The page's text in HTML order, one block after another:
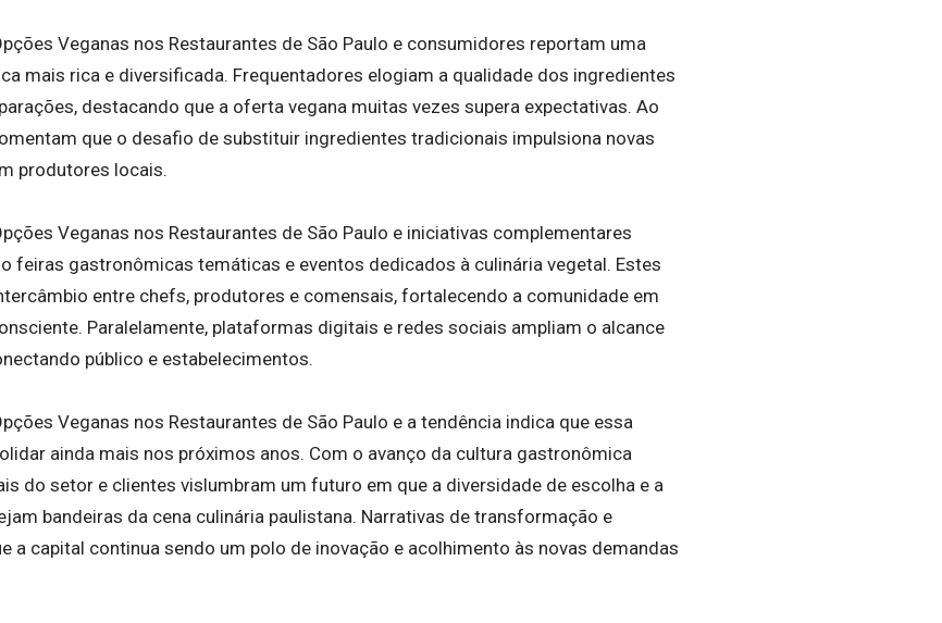
Veganas nos Restaurantes de São Paulo e consumidores reportam uma
mais rica e diversificada. Frequentadores elogiam a qualidade dos ingredientes
destacando que a oferta vegana muitas vezes supera expectativas. Ao
que o desafio de substituir ingredientes tradicionais impulsiona novas
produtores locais.
Veganas nos Restaurantes de São Paulo e iniciativas complementares
feiras gastronômicas temáticas e eventos dedicados à culinária vegetal. Estes
entre chefs, produtores e comensais, fortalecendo a comunidade em
Paralelamente, plataformas digitais e redes sociais ampliam o alcance
público e estabelecimentos.
Veganas nos Restaurantes de São Paulo e a tendência indica que essa
ainda mais nos próximos anos. Com o avanço da cultura gastronômica
do setor e clientes vislumbram um futuro em que a diversidade de escolha e a
bandeiras da cena culinária paulistana. Narrativas de transformação e
a capital continua sendo um polo de inovação e acolhimento às novas demandas